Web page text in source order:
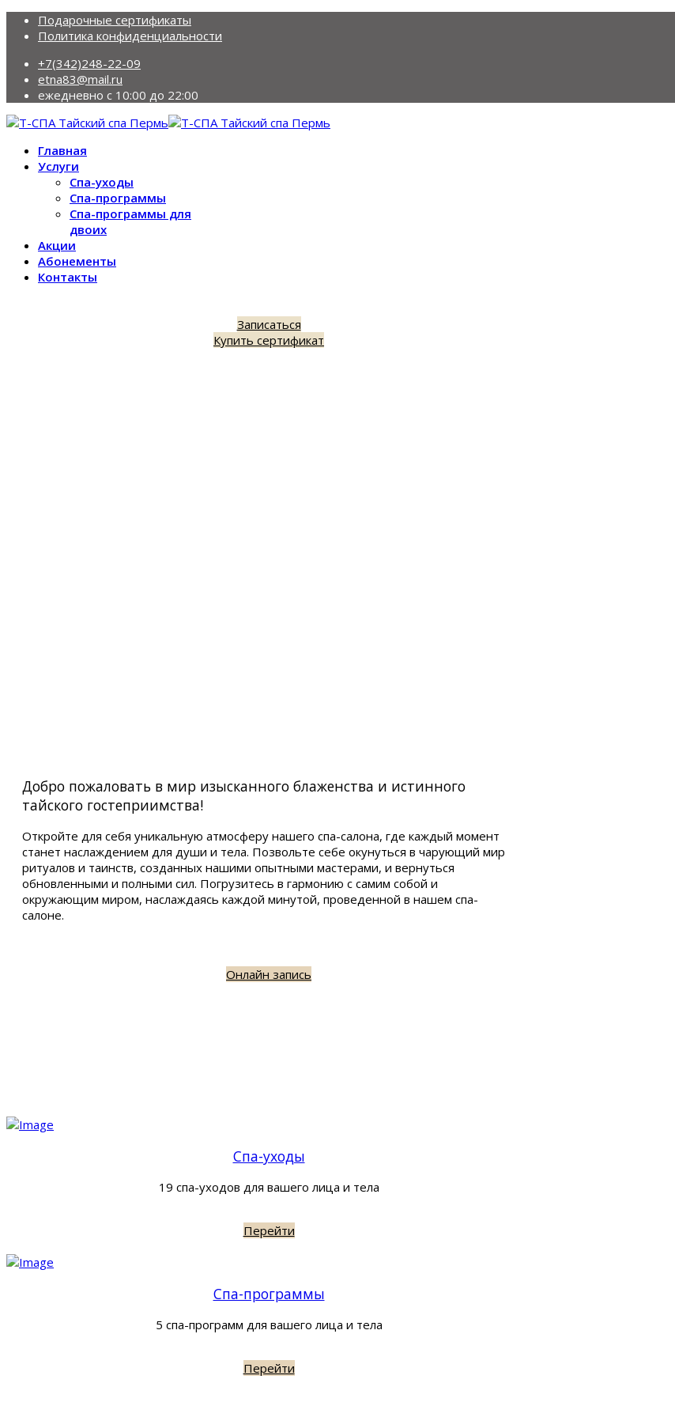
Подарочные сертификаты
Политика конфиденциальности
+7(342)248-22-09
etna83@mail.ru
ежедневно с 10:00 до 22:00
Главная
Услуги
Спа-уходы
Спа-программы
Спа-программы для
двоих
Акции
Абонементы
Контакты
Записаться
Купить сертификат
Добро пожаловать в мир изысканного блаженства и истинного
тайского гостеприимства!
Откройте для себя уникальную атмосферу нашего спа-салона, где каждый момент
станет наслаждением для души и тела. Позвольте себе окунуться в чарующий мир
ритуалов и таинств, созданных нашими опытными мастерами, и вернуться
обновленными и полными сил. Погрузитесь в гармонию с самим собой и
окружающим миром, наслаждаясь каждой минутой, проведенной в нашем спа-
салоне.
Онлайн запись
Спа-уходы
19 спа-уходов для вашего лица и тела
Перейти
Спа-программы
5 спа-программ для вашего лица и тела
Перейти